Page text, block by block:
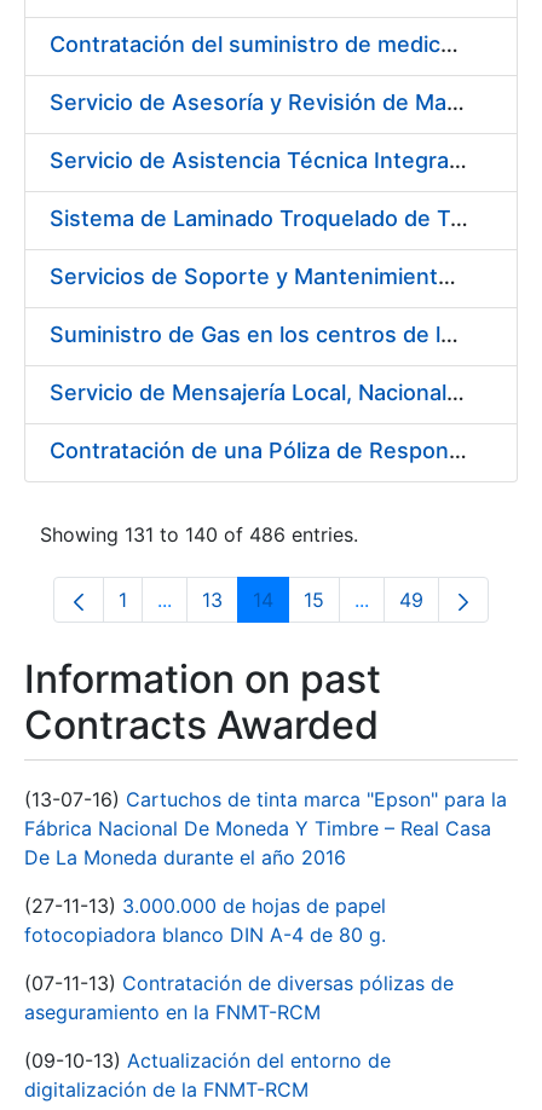
Contratación del suministro de medicamentos, vacunas y demás especialidades farmacéuticas de la FNMT-RCM
Servicio de Asesoría y Revisión de Maquinaria en FNMT-RCM
Servicio de Asistencia Técnica Integral de Impresora HP Indigo Serie III HP 7900
Sistema de Laminado Troquelado de Tarjetas ISO 7810
Servicios de Soporte y Mantenimiento de Licencias de Software de la FNMT-RCM (3 Lotes)
Suministro de Gas en los centros de la FNMT-RCM de Madrid y Burgos durante el año 2019
Servicio de Mensajería Local, Nacional e Internacional para la FNMT-RCM
Contratación de una Póliza de Responsabilidad Civil General para el año 2019
Showing 131 to 140 of 486 entries.
Page
1 ...Intermediate Pages Use TAB to navigate.
Page
13 Page
14 Page
15 ...Intermediate
Page
49
Information on past
Contracts Awarded
(13-07-16) Cartuchos de tinta marca "Epson" para la
Fábrica Nacional De Moneda Y Timbre – Real Casa
De La Moneda durante el año 2016
(27-11-13) 3.000.000 de hojas de papel
fotocopiadora blanco DIN A-4 de 80 g.
(07-11-13) Contratación de diversas pólizas de
aseguramiento en la FNMT-RCM
(09-10-13) Actualización del entorno de
digitalización de la FNMT-RCM